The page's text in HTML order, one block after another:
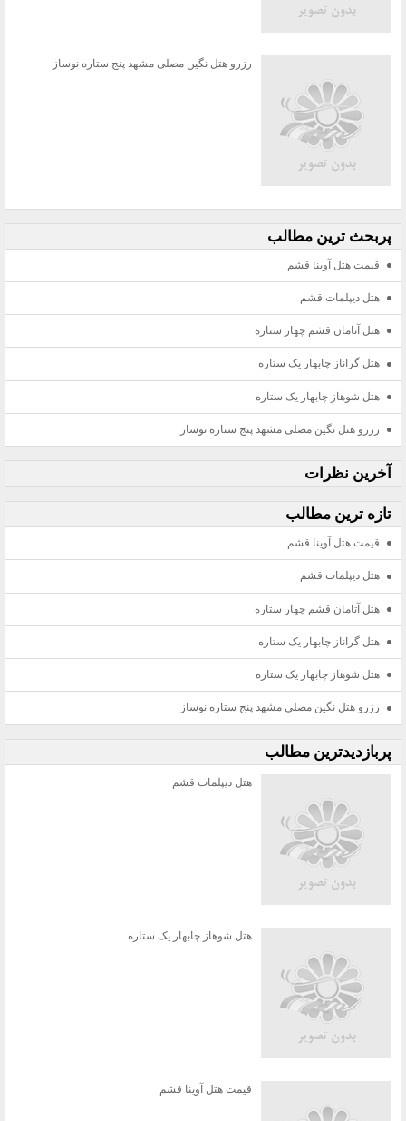
رزرو هتل نگین مصلی مشهد پنج ستاره نوساز
پربحث ترين مطالب
قیمت هتل آوینا قشم
هتل دیپلمات قشم
هتل آتامان قشم چهار ستاره
هتل گراناز چابهار یک ستاره
هتل شوهاز چابهار یک ستاره
رزرو هتل نگین مصلی مشهد پنج ستاره نوساز
آخرين نظرات
تازه ترين مطالب
قیمت هتل آوینا قشم
هتل دیپلمات قشم
هتل آتامان قشم چهار ستاره
هتل گراناز چابهار یک ستاره
هتل شوهاز چابهار یک ستاره
رزرو هتل نگین مصلی مشهد پنج ستاره نوساز
پربازديدترين مطالب
هتل دیپلمات قشم
هتل شوهاز چابهار یک ستاره
قیمت هتل آوینا قشم